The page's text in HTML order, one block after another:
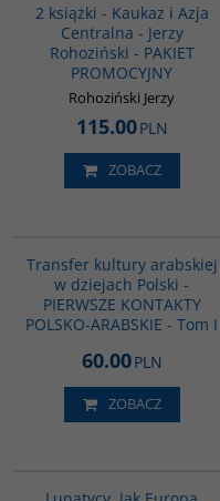
2 książki - Kaukaz i Azja
Centralna - Jerzy
Rohoziński - PAKIET
PROMOCYJNY
Rohoziński Jerzy
115.00PLN
ZOBACZ
Transfer kultury arabskiej
w dziejach Polski -
PIERWSZE KONTAKTY
POLSKO-ARABSKIE - Tom I
60.00PLN
ZOBACZ